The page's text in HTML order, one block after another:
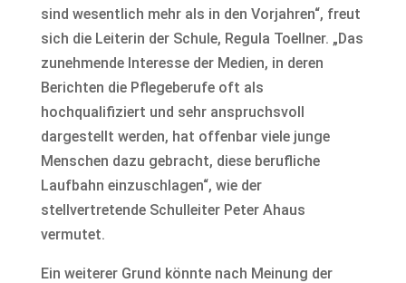
sind wesentlich mehr als in den Vorjahren“, freut
sich die Leiterin der Schule, Regula Toellner. „Das
zunehmende Interesse der Medien, in deren
Berichten die Pflegeberufe oft als
hochqualifiziert und sehr anspruchsvoll
dargestellt werden, hat offenbar viele junge
Menschen dazu gebracht, diese berufliche
Laufbahn einzuschlagen“, wie der
stellvertretende Schulleiter Peter Ahaus
vermutet.
Ein weiterer Grund könnte nach Meinung der